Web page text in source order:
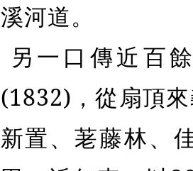
溪河道。
另一口傳近百
(1832)，從扇頂
新置、荖藤林、